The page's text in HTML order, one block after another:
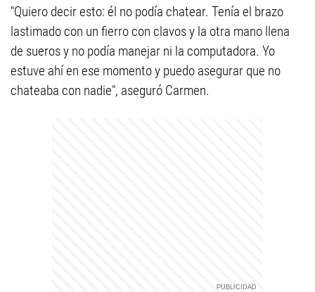
"Quiero decir esto: él no podía chatear. Tenía el brazo
lastimado con un fierro con clavos y la otra mano llena
de sueros y no podía manejar ni la computadora. Yo
estuve ahí en ese momento y puedo asegurar que no
chateaba con nadie", aseguró Carmen.